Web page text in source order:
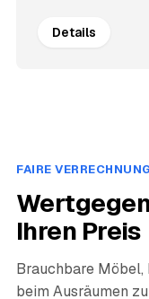
Details
FAIRE VERRECHNUNG
Ihren Preis
Brauchbare Möbel,
beim Ausräumen